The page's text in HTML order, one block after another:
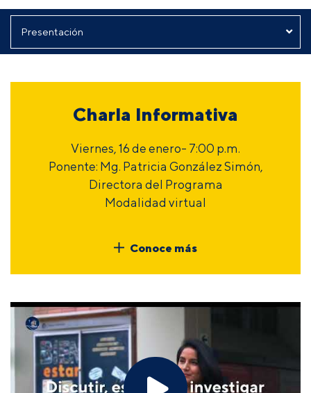
Charla Informativa
Viernes, 16 de enero- 7:00 p.m.
Ponente: Mg. Patricia González Simón,
Directora del Programa
Modalidad virtual
Conoce más